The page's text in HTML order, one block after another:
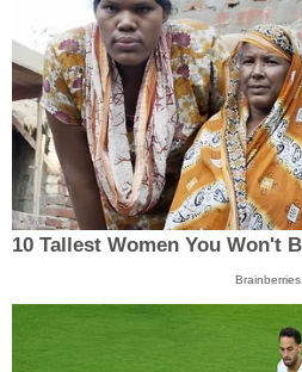
10 Tallest Women You Won't
Brainberries